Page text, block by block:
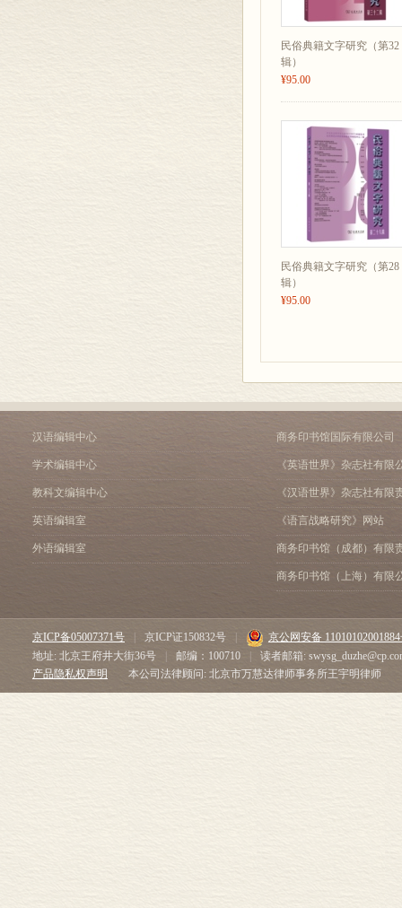
民俗典籍文字研究（第32
辑）
¥95.00
民俗典籍文字研究（第28
辑）
¥95.00
汉语编辑中心
学术编辑中心
教科文编辑中心
英语编辑室
外语编辑室
商务印书馆国际有限公司
《英语世界》杂志社有限
《汉语世界》杂志社有限
《语言战略研究》网站
商务印书馆（成都）有限
商务印书馆（上海）有限
京ICP备05007371号 京ICP证150832号
京公网安备
地址: 北京王府井大街36号
邮编：100710
读者邮箱:
产品隐私权声明
本公司法律顾问: 北京市万慧达律师事务所王宇明律师